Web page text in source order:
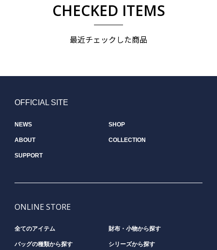
CHECKED ITEMS
最近チェックした商品
OFFICIAL SITE
NEWS SHOP
ABOUT COLLECTION
SUPPORT
ONLINE STORE
全てのアイテム 財布・小物から探す
バッグの種類から探す シリーズから探す